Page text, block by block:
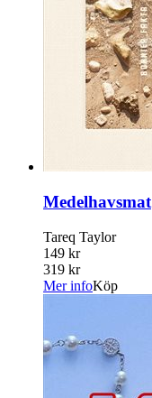
Medelhavsmat
Tareq Taylor
149 kr
319 kr
Mer infoKöp